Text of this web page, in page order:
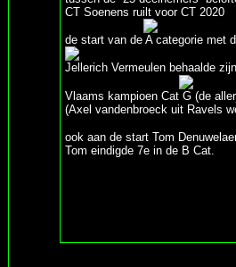
CT Soenens ruilt voor CT 2020
de start van de A categorie met
Jellerich Vermeulen behaalde
Vlaams kampioen Cat G (de
(Axel vandenbroeck uit Ravels
ook aan de start Tom
Tom eindigde 7e in de B Cat.